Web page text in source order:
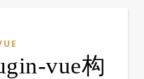
vue构